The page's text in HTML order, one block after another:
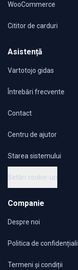
WooCommerce
Cititor de carduri
Asistență
Vartotojo gidas
Întrebări frecvente
Contact
Centru de ajutor
Starea sistemului
Setări cookie-uri
Companie
Despre noi
Politica de
Termeni și condiții